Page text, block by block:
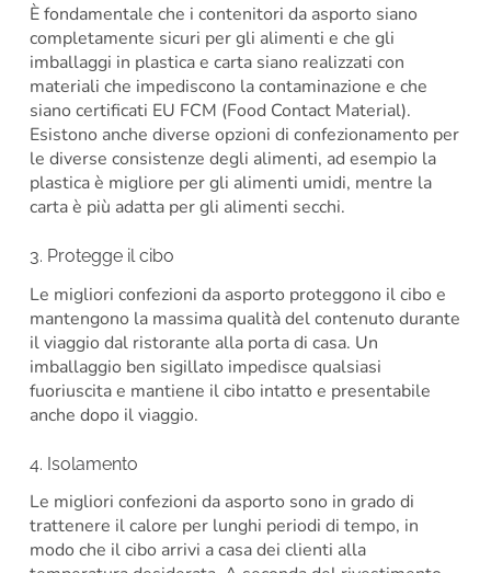
È fondamentale che i contenitori da asporto siano
completamente sicuri per gli alimenti e che gli
imballaggi in plastica e carta siano realizzati con
materiali che impediscono la contaminazione e che
siano certificati EU FCM (Food Contact Material).
Esistono anche diverse opzioni di confezionamento per
le diverse consistenze degli alimenti, ad esempio la
plastica è migliore per gli alimenti umidi, mentre la
carta è più adatta per gli alimenti secchi.
3. Protegge il cibo
Le migliori confezioni da asporto proteggono il cibo e
mantengono la massima qualità del contenuto durante
il viaggio dal ristorante alla porta di casa. Un
imballaggio ben sigillato impedisce qualsiasi
fuoriuscita e mantiene il cibo intatto e presentabile
anche dopo il viaggio.
4. Isolamento
Le migliori confezioni da asporto sono in grado di
trattenere il calore per lunghi periodi di tempo, in
modo che il cibo arrivi a casa dei clienti alla